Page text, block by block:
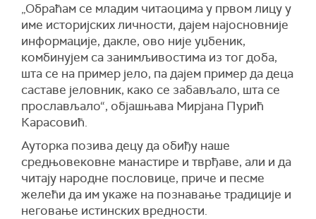
„Обраћам се младим читаоцима у првом лицу у
име историјских личности, дајем најосновније
информације, дакле, ово није уџбеник,
комбинујем са занимљивостима из тог доба,
шта се на пример јело, па дајем пример да деца
саставе јеловник, како се забављало, шта се
прослављало“, објашњава Мирјана Пурић
Карасовић.
Ауторка позива децу да обиђу наше
средњовековне манастире и тврђаве, али и да
читају народне пословице, приче и песме
желећи да им укаже на познавање традиције и
неговање истинских вредности.